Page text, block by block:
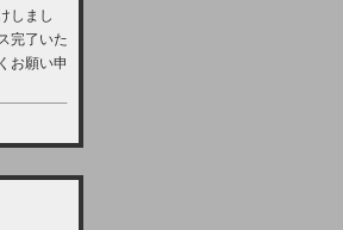
しまし
完了いた
お願い申
施につい
：00か